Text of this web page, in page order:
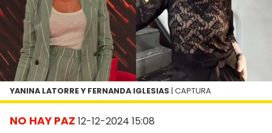
NO HAY PAZ 12-12-2024 15:08
YANINA LATORRE Y FERNANDA IGLESIAS | CAPTURA